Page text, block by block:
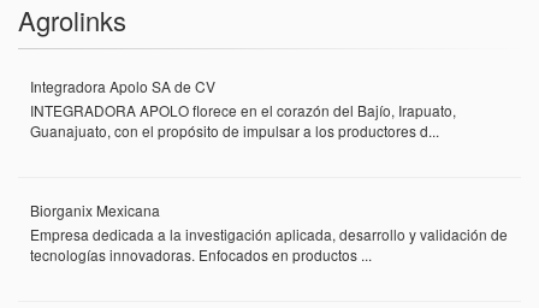
Agrolinks
Integradora Apolo SA de CV
INTEGRADORA APOLO florece en el corazón del Bajío, Irapuato,
Guanajuato, con el propósito de impulsar a los productores d...
Biorganix Mexicana
Empresa dedicada a la investigación aplicada, desarrollo y validación de
tecnologías innovadoras. Enfocados en productos ...